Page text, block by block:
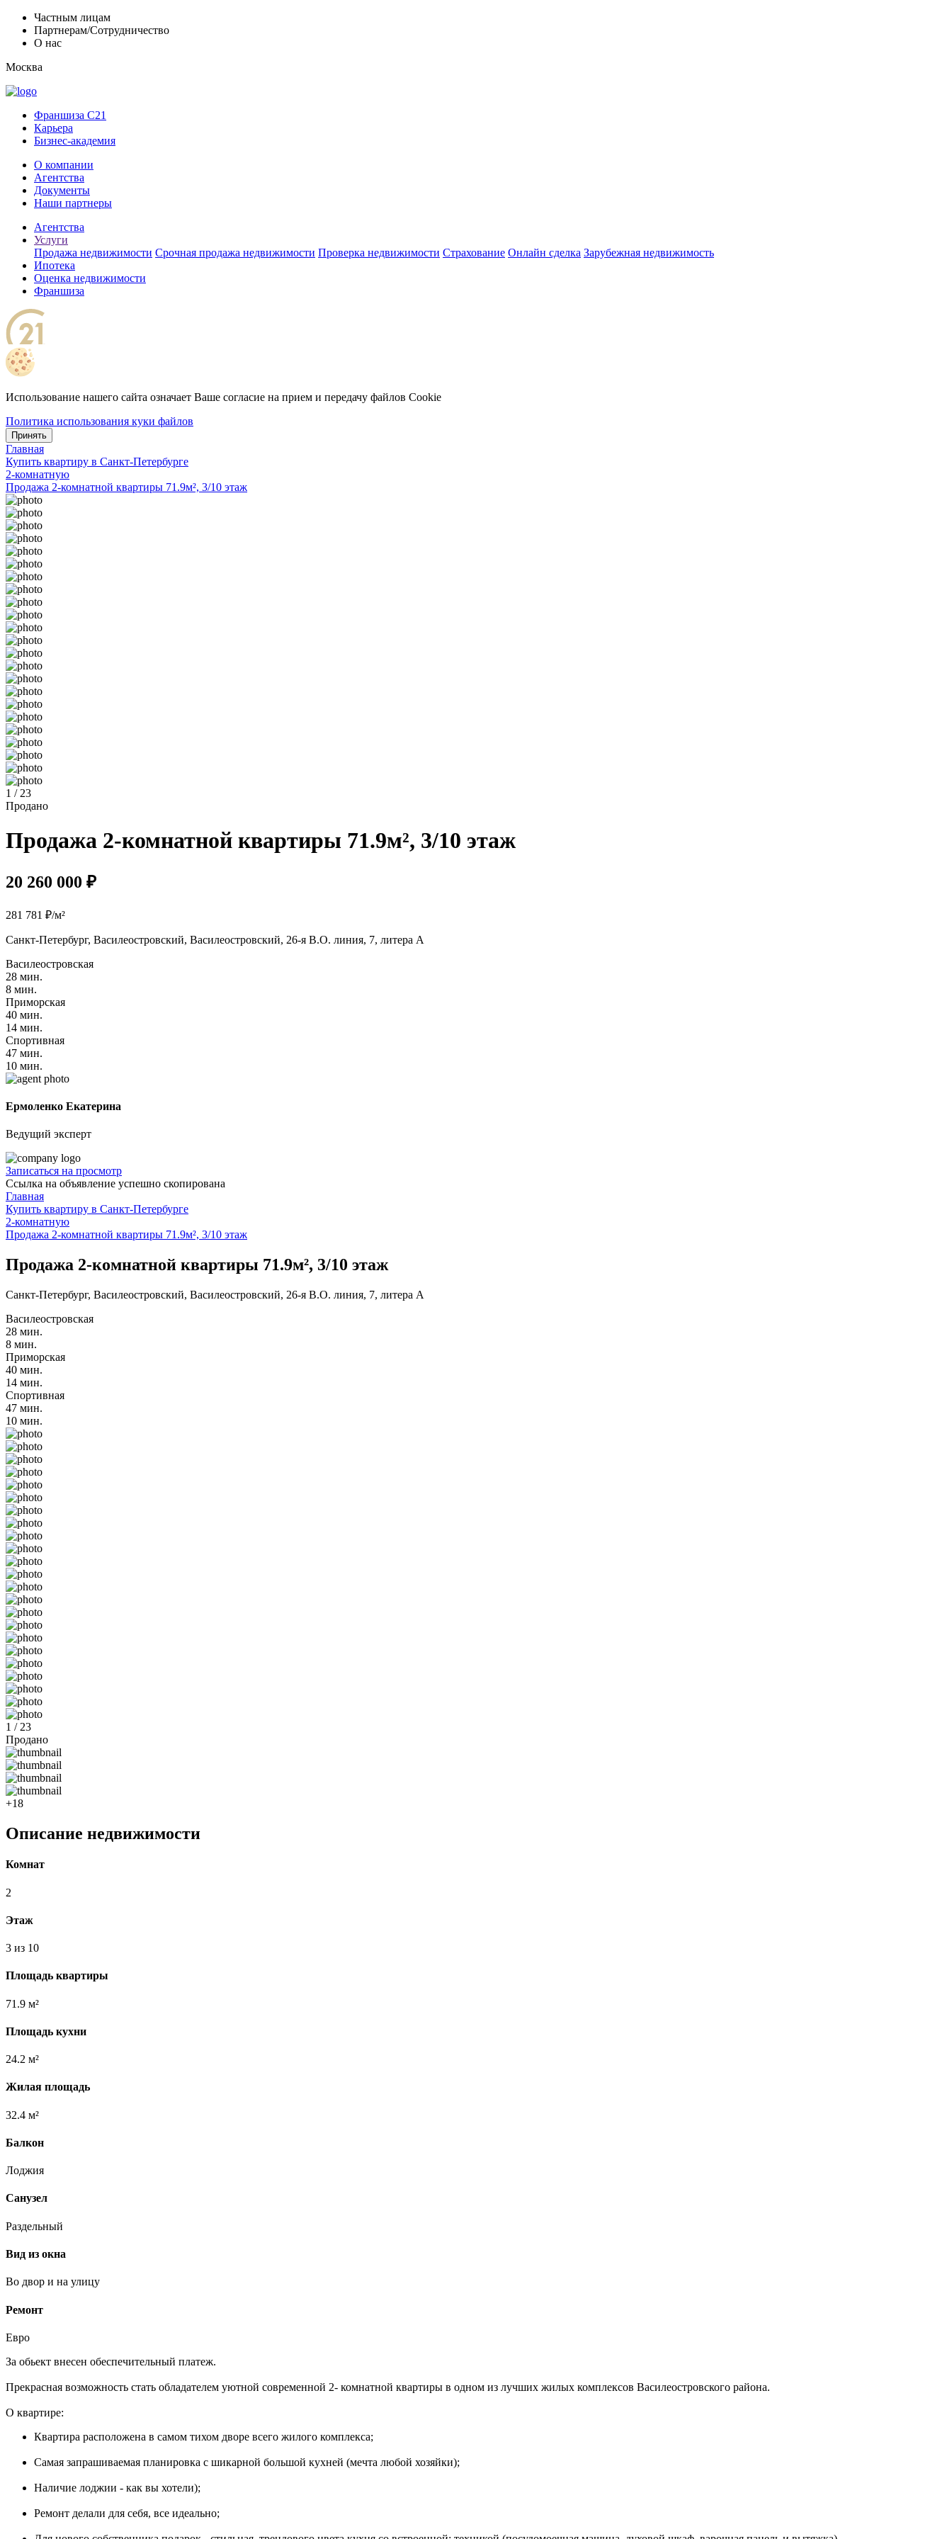
Частным лицам
Партнерам/Сотрудничество
О нас
Москва
Франшиза C21
Карьера
Бизнес-академия
О компании
Агентства
Документы
Наши партнеры
Агентства
Услуги
Продажа недвижимости Срочная продажа недвижимости Проверка недвижимости Страхование Онлайн сделка Зарубежная недвижимость
Ипотека
Оценка недвижимости
Франшиза
Использование нашего сайта означает Ваше согласие на прием и передачу файлов Cookie
Политика использования куки файлов
Принять
Главная
Купить квартиру в Санкт-Петербурге
2-комнатную
Продажа 2-комнатной квартиры 71.9м², 3/10 этаж
1 / 23
Продано
Продажа 2-комнатной квартиры 71.9м², 3/10 этаж
20 260 000 ₽
281 781 ₽/м²
Санкт-Петербург, Василеостровский, Василеостровский, 26-я В.О. линия, 7, литера А
Василеостровская
28 мин.
8 мин.
Приморская
40 мин.
14 мин.
Спортивная
47 мин.
10 мин.
Ермоленко Екатерина
Ведущий эксперт
Записаться на просмотр
Ссылка на объявление успешно скопирована
Главная
Купить квартиру в Санкт-Петербурге
2-комнатную
Продажа 2-комнатной квартиры 71.9м², 3/10 этаж
Продажа 2-комнатной квартиры 71.9м², 3/10 этаж
Санкт-Петербург, Василеостровский, Василеостровский, 26-я В.О. линия, 7, литера А
Василеостровская
28 мин.
8 мин.
Приморская
40 мин.
14 мин.
Спортивная
47 мин.
10 мин.
1 / 23
Продано
+18
Описание недвижимости
Комнат
2
Этаж
3 из 10
Площадь квартиры
71.9 м²
Площадь кухни
24.2 м²
Жилая площадь
32.4 м²
Балкон
Лоджия
Санузел
Раздельный
Вид из окна
Во двор и на улицу
Ремонт
Евро
За обьект внесен обеспечительный платеж.
Прекрасная возможность стать обладателем уютной современной 2- комнатной квартиры в одном из лучших жилых комплексов Василеостровского района.
О квартире:
Квартира расположена в самом тихом дворе всего жилого комплекса;
Самая запрашиваемая планировка с шикарной большой кухней (мечта любой хозяйки);
Наличие лоджии - как вы хотели);
Ремонт делали для себя, все идеально;